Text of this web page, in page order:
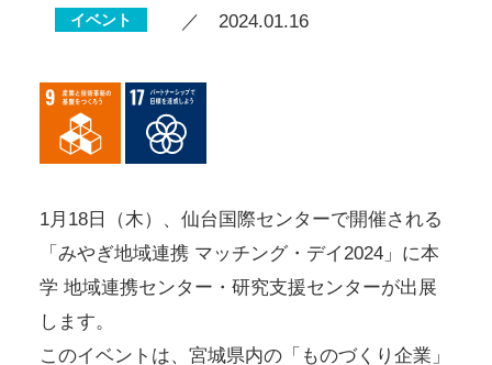
イベント ／ 2024.01.16
1月18日（木）、仙台国際センターで開催される
「みやぎ地域連携 マッチング・デイ2024」に本
学 地域連携センター・研究支援センターが出展
します。
このイベントは、宮城県内の「ものづくり企業」